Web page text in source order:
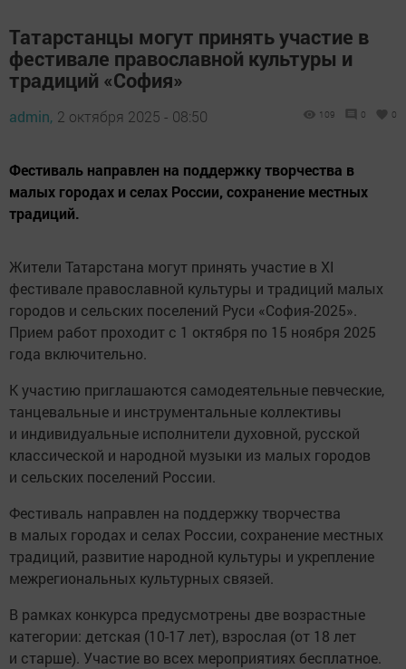
Татарстанцы могут принять участие в
фестивале православной культуры и
традиций «София»
admin, 2 октября 2025 - 08:50 109 0 0
Фестиваль направлен на поддержку творчества в
малых городах и селах России, сохранение местных
традиций.
Жители Татарстана могут принять участие в XI
фестивале православной культуры и традиций малых
городов и сельских поселений Руси «София-2025».
Прием работ проходит с 1 октября по 15 ноября 2025
года включительно.
К участию приглашаются самодеятельные певческие,
танцевальные и инструментальные коллективы
и индивидуальные исполнители духовной, русской
классической и народной музыки из малых городов
и сельских поселений России.
Фестиваль направлен на поддержку творчества
в малых городах и селах России, сохранение местных
традиций, развитие народной культуры и укрепление
межрегиональных культурных связей.
В рамках конкурса предусмотрены две возрастные
категории: детская (10-17 лет), взрослая (от 18 лет
и старше). Участие во всех мероприятиях бесплатное.